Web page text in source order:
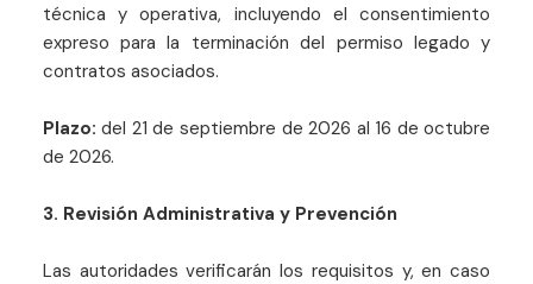
técnica y operativa, incluyendo el consentimiento
expreso para la terminación del permiso legado y
contratos asociados.
Plazo: del 21 de septiembre de 2026 al 16 de octubre
de 2026.
3. Revisión Administrativa y Prevención
Las autoridades verificarán los requisitos y, en caso